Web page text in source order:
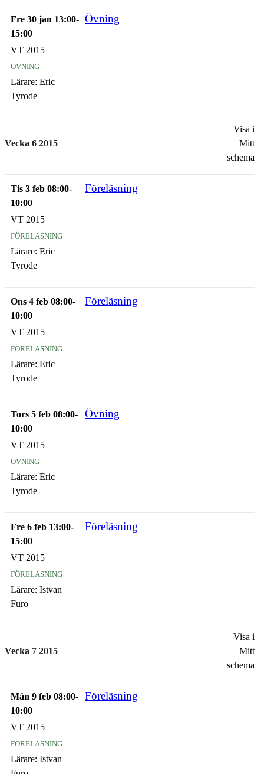
Fre 30 jan 13:00-
15:00
Övning
VT 2015
övning
Lärare: Eric
Tyrode
Vecka 6 2015
Visa i
Mitt
schema
Tis 3 feb 08:00-
10:00
Föreläsning
VT 2015
föreläsning
Lärare: Eric
Tyrode
Ons 4 feb 08:00-
10:00
Föreläsning
VT 2015
föreläsning
Lärare: Eric
Tyrode
Tors 5 feb 08:00-
10:00
Övning
VT 2015
övning
Lärare: Eric
Tyrode
Fre 6 feb 13:00-
15:00
Föreläsning
VT 2015
föreläsning
Lärare: Istvan
Furo
Vecka 7 2015
Visa i
Mitt
schema
Mån 9 feb 08:00-
10:00
Föreläsning
VT 2015
föreläsning
Lärare: Istvan